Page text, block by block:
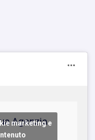
Agenzia
marketing e